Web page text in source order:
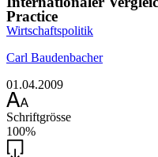
Practice
Wirtschaftspolitik
Carl Baudenbacher
01.04.2009
Schriftgrösse
100%